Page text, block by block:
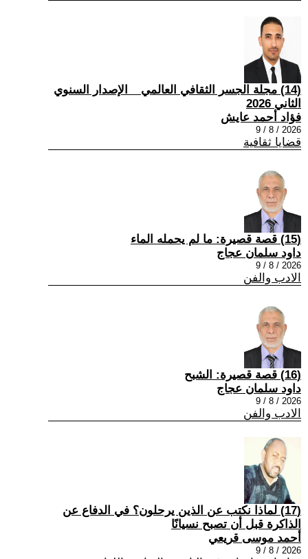
(14) مجلة الجسر الثقافي العالمي _ الإصدار السنوي
الثاني 2026
فؤاد أحمد عايش
2026 / 8 / 9
قضايا ثقافية
(15) قصة قصيرة: ما لم يحمله الماء
داود سلمان عجاج
2026 / 8 / 9
الادب والفن
(16) قصة قصيرة: الشبح
داود سلمان عجاج
2026 / 8 / 9
الادب والفن
(17) لماذا نكتب عن الذين يرحلون؟ في الدفاع عن
الذاكرة قبل أن تصبح نسيانًا
أحمد موسى قريعي
2026 / 8 / 9